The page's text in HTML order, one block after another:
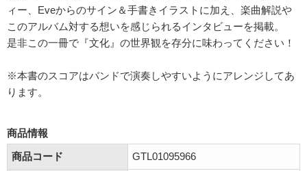
ィー、Eveからのサイン＆手書きイラストに加え、楽曲解説や
このアルバム対する想いを感じられるインタビューを掲載。
是非この一冊で『文化』の世界観を存分に味わってください！
※本書のスコアはバンドで演奏しやすいようにアレンジしてあ
ります。
商品情報
商品コード
GTL01095966